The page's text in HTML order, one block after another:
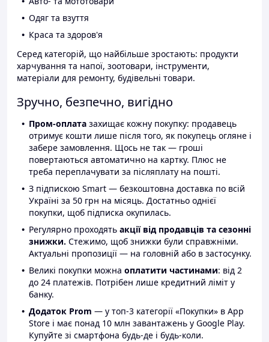
Одяг та взуття
Краса та здоров'я
Серед категорій, що найбільше зростають: продукти
харчування та напої, зоотовари, інструменти,
матеріали для ремонту, будівельні товари.
Зручно, безпечно, вигідно
Пром-оплата захищає кожну покупку: продавець
отримує кошти лише після того, як покупець огляне і
забере замовлення. Щось не так — гроші
повертаються автоматично на картку. Плюс не
треба переплачувати за післяплату на пошті.
З підпискою Smart — безкоштовна доставка по всій
Україні за 50 грн на місяць. Достатньо однієї
покупки, щоб підписка окупилась.
Регулярно проходять акції від продавців та сезонні
знижки. Стежимо, щоб знижки були справжніми.
Актуальні пропозиції — на головній або в застосунку.
Великі покупки можна оплатити частинами: від 2
до 24 платежів. Потрібен лише кредитний ліміт у
банку.
Додаток Prom — у топ-3 категорії «Покупки» в App
Store і має понад 10 млн завантажень у Google Play.
Купуйте зі смартфона будь-де і будь-коли.